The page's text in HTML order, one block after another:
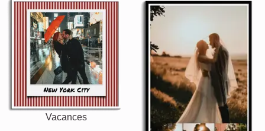
Vacances